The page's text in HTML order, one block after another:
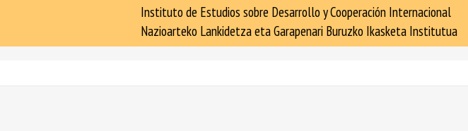
Instituto de Estudios sobre Desarrollo y Cooperación Internacional
Nazioarteko Lankidetza eta Garapenari Buruzko Ikasketa Institutua